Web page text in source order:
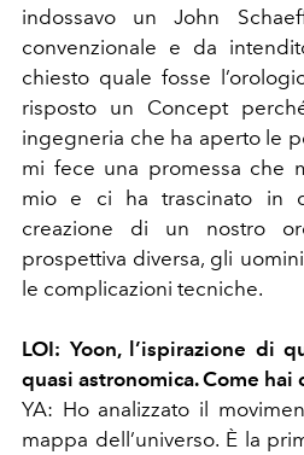
indossavo un John
convenzionale e da
chiesto quale fosse
risposto un Concept
ingegneria che ha aperto le
mi fece una promessa che
mio e ci ha trascinato in
creazione di un nostro
prospettiva diversa, gli
le complicazioni tecniche.
LOI: Yoon, l’ispirazione di
quasi astronomica. Come hai
YA: Ho analizzato il
mappa dell’universo. È la